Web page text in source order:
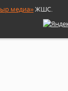
медиа»ЖШС.